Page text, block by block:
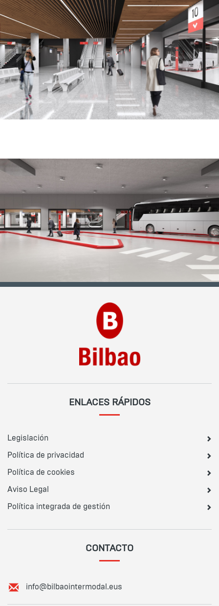
ENLACES RÁPIDOS
Legislación
Política de privacidad
Política de cookies
Aviso Legal
Política integrada de gestión
CONTACTO
E
info@bilbaointermodal.eus